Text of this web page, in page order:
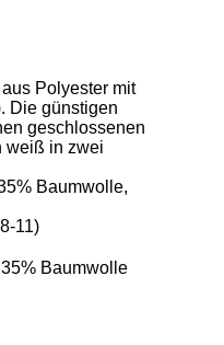
Polyester mit
Die günstigen
geschlossenen
weiß in zwei
Baumwolle,
11)
Baumwolle